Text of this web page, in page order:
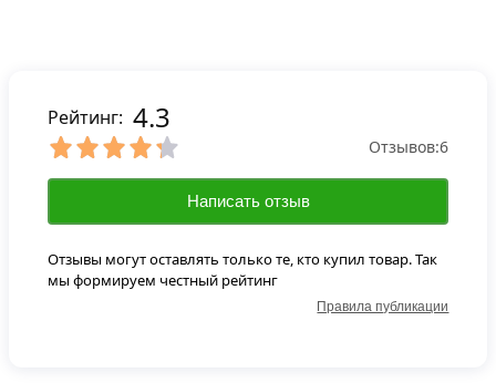
Рейтинг: 4.3
Отзывов:6
Написать отзыв
Отзывы могут оставлять только те, кто купил товар. Так
мы формируем честный рейтинг
Правила публикации